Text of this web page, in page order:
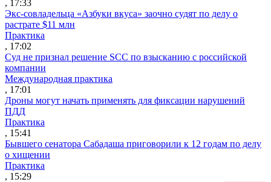
, 17:33
Экс-совладельца «Азбуки вкуса» заочно судят по делу о
растрате $11 млн
Практика
, 17:02
Суд не признал решение SCC по взысканию с российской
компании
Международная практика
, 17:01
Дроны могут начать применять для фиксации нарушений
ПДД
Практика
, 15:41
Бывшего сенатора Сабадаша приговорили к 12 годам по делу
о хищении
Практика
, 15:29